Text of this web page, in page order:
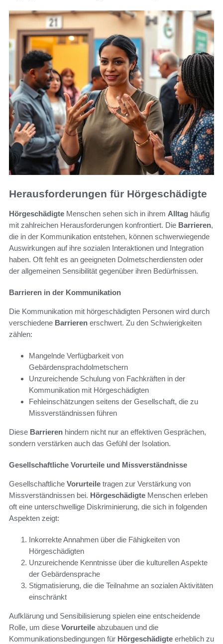
Herausforderungen für Hörgeschädigte
Hörgeschädigte Menschen sehen sich in ihrem Alltag häufig
mit zahlreichen Herausforderungen konfrontiert. Die Barrieren,
die in der Kommunikation entstehen, können schwerwiegende
Auswirkungen auf ihre sozialen Interaktionen und Integration
haben. Oft fehlt es an geeigneten Dolmetscherdiensten oder
der allgemeinen Sensibilität gegenüber ihren Bedürfnissen.
Barrieren in der Kommunikation
Die Kommunikation mit hörgeschädigten Personen wird durch
verschiedene Barrieren erschwert. Zu den Schwierigkeiten
zählen:
Mangelnde Verfügbarkeit von
Gebärdensprachdolmetschern
Unzureichende Schulung von Fachkräften in der
Kommunikation mit Hörgeschädigten
Fehleinschätzungen seitens der Gesellschaft, die zu
Missverständnissen führen
Diese Barrieren hindern nicht nur an effektiven Gesprächen,
sondern verstärken auch das Gefühl der Isolation.
Gesellschaftliche Vorurteile und Missverständnisse
Gesellschaftliche Vorurteile tragen zur Verstärkung von
Missverständnissen bei. Hörgeschädigte Menschen erleben
oft eine unterschwellige Diskriminierung, die sich in folgenden
Aspekten zeigt:
Inkorrekte Annahmen über die Fähigkeiten von
Hörgeschädigten
Unzureichende Kenntnisse über die kulturellen Aspekte
der Gebärdensprache
Stigmatisierung, die die Teilnahme an sozialen Aktivitäten
einschränkt
Aufklärung und Sensibilisierung spielen eine entscheidende
Rolle, um diese Vorurteile abzubauen und die
Kommunikationsbedingungen für Hörgeschädigte erheblich zu